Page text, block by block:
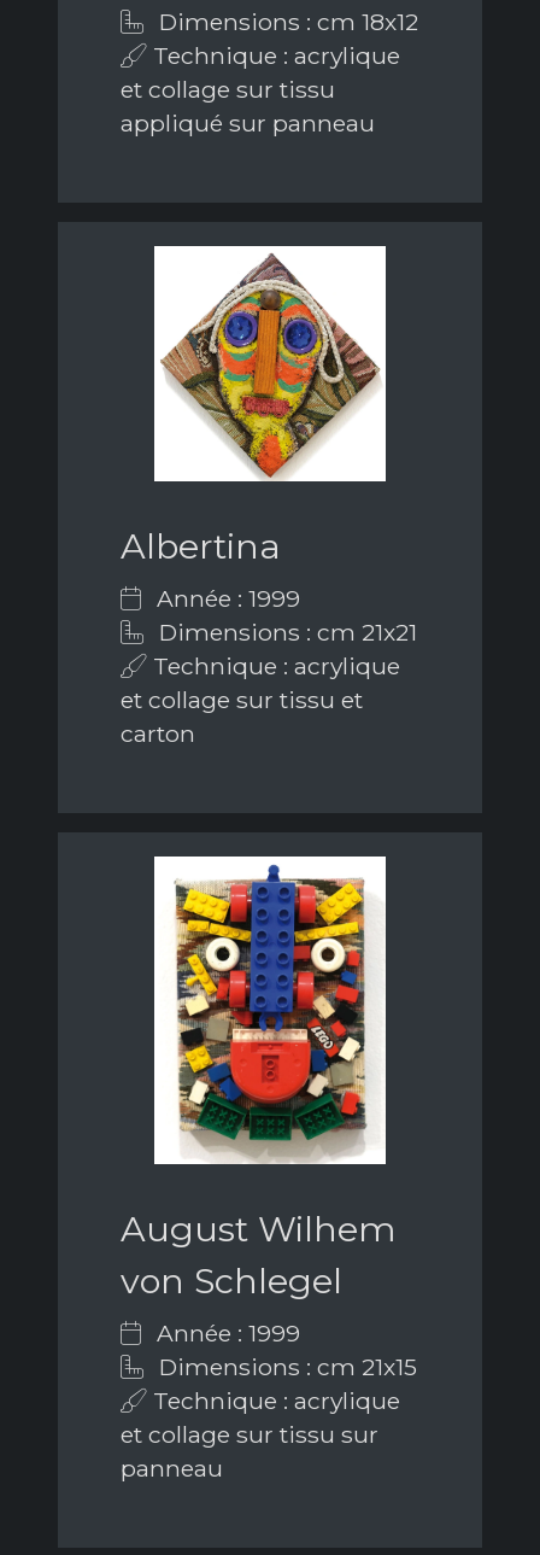
Dimensions : cm 18x12
Technique : acrylique
et collage sur tissu
appliqué sur panneau
Albertina
Année : 1999
Dimensions : cm 21x21
Technique : acrylique
et collage sur tissu et
carton
August Wilhem
von Schlegel
Année : 1999
Dimensions : cm 21x15
Technique : acrylique
et collage sur tissu sur
panneau